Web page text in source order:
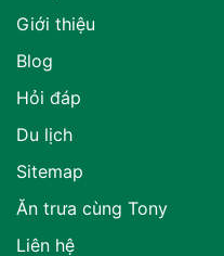
Giới thiệu
Blog
Hỏi đáp
Du lịch
Sitemap
Ăn trưa cùng Tony
Liên hệ